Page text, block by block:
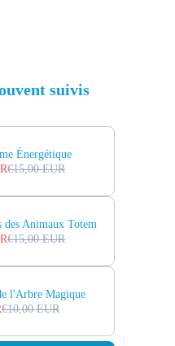
suivis
Énergétique
€15,00 EUR
des Animaux Totem
€15,00 EUR
l'Arbre Magique
€10,00 EUR